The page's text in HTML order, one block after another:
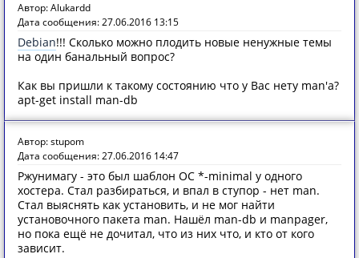
Автор: Alukardd
Дата сообщения: 27.06.2016 13:15
Debian!!! Сколько можно плодить новые ненужные темы
на один банальный вопрос?
Как вы пришли к такому состоянию что у Вас нету man'а?
apt-get install man-db
Автор: stupom
Дата сообщения: 27.06.2016 14:47
Ржунимагу - это был шаблон ОС *-minimal у одного
хостера. Стал разбираться, и впал в ступор - нет man.
Стал выяснять как установить, и не мог найти
установочного пакета man. Нашёл man-db и manpager,
но пока ещё не дочитал, что из них что, и кто от кого
зависит.